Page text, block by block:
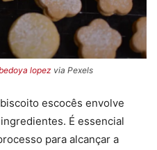
lopezvia Pexels
escocês envolve
É essencial
para alcançar a